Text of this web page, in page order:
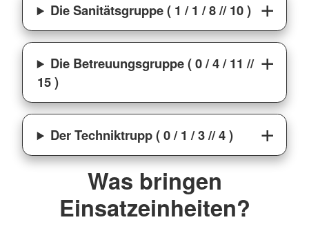
Die Sanitätsgruppe ( 1 / 1 / 8 // 10 )
Die Betreuungsgruppe ( 0 / 4 / 11 //
15 )
Der Techniktrupp ( 0 / 1 / 3 // 4 )
Was bringen
Einsatzeinheiten?